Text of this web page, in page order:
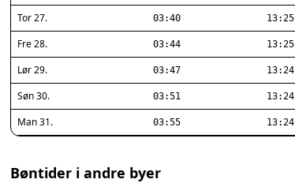
Tor 27. 03:40 13:25
Fre 28. 03:44 13:25
Lør 29. 03:47 13:24
Søn 30. 03:51 13:24
Man 31. 03:55 13:24
Bøntider i andre byer